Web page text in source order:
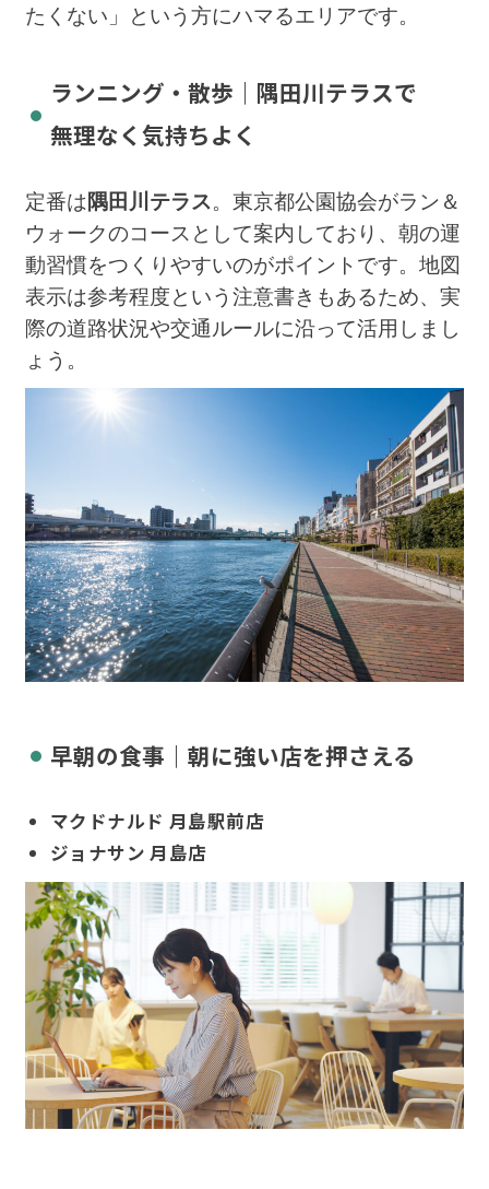
たくない」という方にハマるエリアです。
ランニング・散歩｜隅田川テラスで
無理なく気持ちよく
定番は隅田川テラス。東京都公園協会がラン＆
ウォークのコースとして案内しており、朝の運
動習慣をつくりやすいのがポイントです。地図
表示は参考程度という注意書きもあるため、実
際の道路状況や交通ルールに沿って活用しまし
ょう。
早朝の食事｜朝に強い店を押さえる
マクドナルド 月島駅前店
ジョナサン 月島店